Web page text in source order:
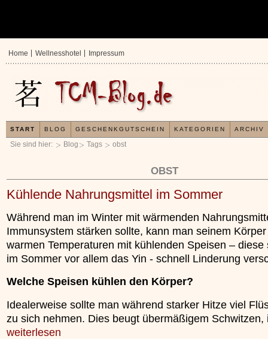
Sie sind hier: Blog Tags obst
OBST
Kühlende Nahrungsmittel im Sommer
Während man im Winter mit wärmenden
Immunsystem stärken sollte, kann man seinem
warmen Temperaturen mit kühlenden Speisen – diese
im Sommer vor allem das Yin - schnell Linderung
Welche Speisen kühlen den Körper?
Idealerweise sollte man während starker Hitze viel
zu sich nehmen. Dies beugt übermäßigem
weiterlesen
In der TCM sind
Home Wellnesshotel Impressum
START BLOG GESCHENKGUTSCHEIN KATEGORIEN ARCHIV